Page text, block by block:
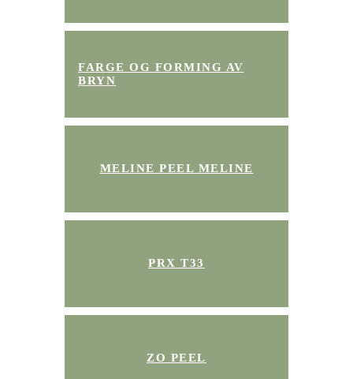
FARGE OG FORMING AV
BRYN
MELINE PEEL MELINE
PRX T33
ZO PEEL